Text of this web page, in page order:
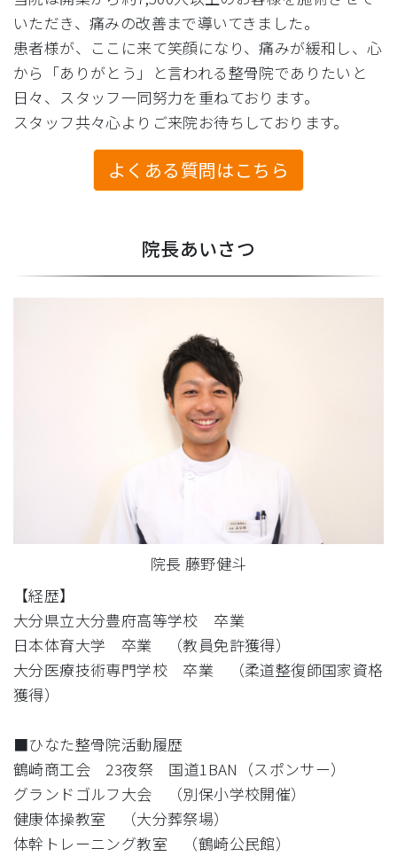
いただき、痛みの改善まで導いてきました。
患者様が、ここに来て笑顔になり、痛みが緩和し、心
から「ありがとう」と言われる整骨院でありたいと
日々、スタッフ一同努力を重ねております。
スタッフ共々心よりご来院お待ちしております。
よくある質問はこちら
院長あいさつ
院長 藤野健斗
【経歴】
大分県立大分豊府高等学校 卒業
日本体育大学 卒業 （教員免許獲得）
大分医療技術専門学校 卒業 （柔道整復師国家資格
獲得）
■ひなた整骨院活動履歴
鶴崎商工会 23夜祭 国道1BAN（スポンサー）
グランドゴルフ大会 （別保小学校開催）
健康体操教室 （大分葬祭場）
体幹トレーニング教室 （鶴崎公民館）